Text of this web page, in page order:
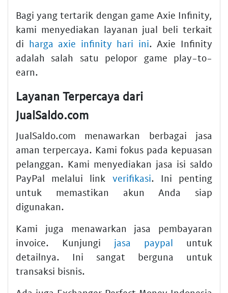
Bagi yang tertarik dengan game Axie Infinity,
kami menyediakan layanan jual beli terkait
di harga axie infinity hari ini. Axie Infinity
adalah salah satu pelopor game play-to-
earn.
Layanan Terpercaya dari
JualSaldo.com
JualSaldo.com menawarkan berbagai jasa
aman terpercaya. Kami fokus pada kepuasan
pelanggan. Kami menyediakan jasa isi saldo
PayPal melalui link verifikasi. Ini penting
untuk memastikan akun Anda siap
digunakan.
Kami juga menawarkan jasa pembayaran
invoice. Kunjungi jasa paypal untuk
detailnya. Ini sangat berguna untuk
transaksi bisnis.